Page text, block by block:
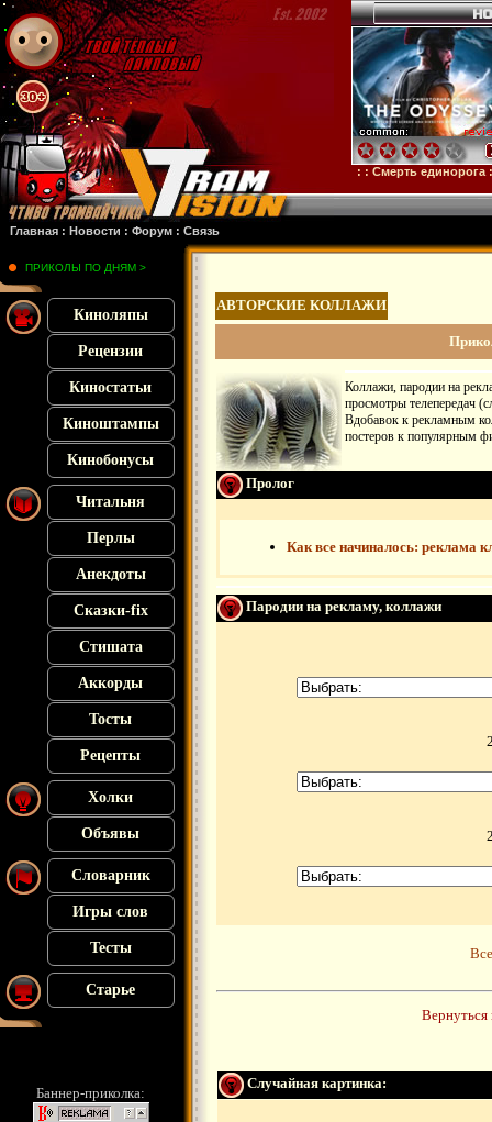
Главная : Новости : Форум : Связь
: :Микки 17: : Субстанция: :28 лет спустя Смерть единорога: :
ПРИКОЛЫ ПО ДНЯМ >
Киноляпы
Рецензии
Киностатьи
Киноштампы
Кинобонусы
Читальня
Перлы
Анекдоты
Сказки-fix
Стишата
Аккорды
Тосты
Рецепты
Холки
Объявы
Словарник
Игры слов
Тесты
Старье
Баннер-приколка:
АВТОРСКИЕ КОЛЛАЖИ
Коллажи, пародии на
просмотры телепередач
Вдобавок к рекламным
постеров к популярным
Пролог
Как все начиналось: реклама
Пародии на рекламу, коллажи
Случайная картинка: